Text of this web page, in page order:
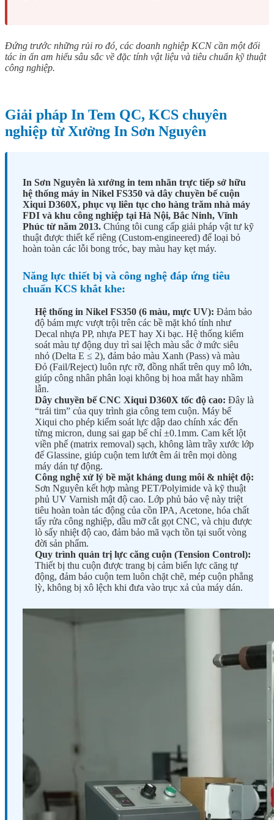
Đứng trước những rủi ro đó, các doanh nghiệp KCN cần một đối
tác in ấn am hiểu sâu sắc về đặc tính vật liệu và tiêu chuẩn kỹ thuật
công nghiệp.
Giải pháp In Tem QC, KCS chuyên
nghiệp từ Xưởng In Sơn Nguyên
In Sơn Nguyên là xưởng in tem nhãn trực tiếp sở hữu
hệ thống máy in Nikel FS350 và dây chuyền bế cuộn
Xiqui D360X, phục vụ liên tục cho hàng trăm nhà máy
FDI và khu công nghiệp tại Hà Nội, Bắc Ninh, Vĩnh
Phúc từ năm 2013. Chúng tôi cung cấp giải pháp vật tư kỹ
thuật được thiết kế riêng (Custom-engineered) để loại bỏ
hoàn toàn các lỗi bong tróc, bay màu hay kẹt máy.
Năng lực thiết bị và công nghệ đáp ứng tiêu
chuẩn KCS khắt khe:
Hệ thống in Nikel FS350 (6 màu, mực UV): Đảm bảo
độ bám mực vượt trội trên các bề mặt khó tính như
Decal nhựa PP, nhựa PET hay Xi bạc. Hệ thống kiểm
soát màu tự động duy trì sai lệch màu sắc ở mức siêu
nhỏ (Delta E ≤ 2), đảm bảo màu Xanh (Pass) và màu
Đỏ (Fail/Reject) luôn rực rỡ, đồng nhất trên quy mô lớn,
giúp công nhân phân loại không bị hoa mắt hay nhầm
lẫn.
Dây chuyền bế CNC Xiqui D360X tốc độ cao: Đây là
“trái tim” của quy trình gia công tem cuộn. Máy bế
Xiqui cho phép kiểm soát lực dập dao chính xác đến
từng micron, dung sai gap bế chỉ ±0.1mm. Cam kết lột
viền phế (matrix removal) sạch, không làm trầy xước lớp
đế Glassine, giúp cuộn tem lướt êm ái trên mọi dòng
máy dán tự động.
Công nghệ xử lý bề mặt kháng dung môi & nhiệt độ:
Sơn Nguyên kết hợp màng PET/Polyimide và kỹ thuật
phủ UV Varnish mật độ cao. Lớp phủ bảo vệ này triệt
tiêu hoàn toàn tác động của cồn IPA, Acetone, hóa chất
tẩy rửa công nghiệp, dầu mỡ cắt gọt CNC, và chịu được
lò sấy nhiệt độ cao, đảm bảo mã vạch tồn tại suốt vòng
đời sản phẩm.
Quy trình quản trị lực căng cuộn (Tension Control):
Thiết bị thu cuộn được trang bị cảm biến lực căng tự
động, đảm bảo cuộn tem luôn chặt chẽ, mép cuộn phẳng
lỳ, không bị xô lệch khi đưa vào trục xả của máy dán.